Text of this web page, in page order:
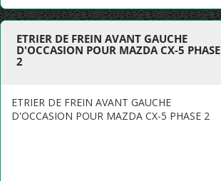
ETRIER DE FREIN AVANT GAUCHE
D'OCCASION POUR MAZDA CX-5 PHASE
2
ETRIER DE FREIN AVANT GAUCHE
D'OCCASION POUR MAZDA CX-5 PHASE 2